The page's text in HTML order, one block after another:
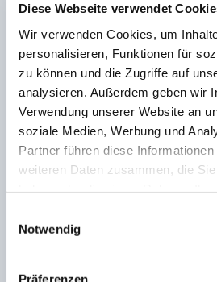
Diese Webseite verwendet
Wir verwenden Cookies, um
personalisieren, Funktionen für
zu können und die Zugriffe auf
analysieren. Außerdem geben wir
Verwendung unserer Website an
soziale Medien, Werbung und
Partner führen diese
weiteren Daten zusammen, die
Notwendig
Präferenzen
eigene Gedanken begleiten den
äußeren Weg.
Am Zielort Greven werden die
Erfahrungen nach einer
einander geteilt. Was geschah
Wegen? Was bewegte,
wir gesehen, im Außen und